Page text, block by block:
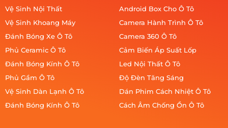
Vệ Sinh Nội Thất
Vệ Sinh Khoang Máy
Đánh Bóng Xe Ô Tô
Phủ Ceramic Ô Tô
Đánh Bóng Kính Ô Tô
Phủ Gầm Ô Tô
Vệ Sinh Dàn Lạnh Ô Tô
Đánh Bóng Kính Ô Tô
Android Box Cho Ô Tô
Camera Hành Trình Ô Tô
Camera 360 Ô Tô
Cảm Biến Áp Suất Lốp
Led Nội Thất Ô Tô
Độ Đèn Tăng Sáng
Dán Phim Cách Nhiệt Ô Tô
Cách Âm Chống Ồn Ô Tô